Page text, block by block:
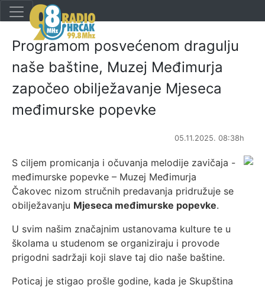
Programom posvećenom dragulju
naše baštine, Muzej Međimurja
započeo obilježavanje Mjeseca
međimurske popevke
05.11.2025. 08:38h
S ciljem promicanja i očuvanja melodije zavičaja -
međimurske popevke – Muzej Međimurja
Čakovec nizom stručnih predavanja pridružuje se
obilježavanju Mjeseca međimurske popevke.
U svim našim značajnim ustanovama kulture te u
školama u studenom se organiziraju i provode
prigodni sadržaji koji slave taj dio naše baštine.
Poticaj je stigao prošle godine, kada je Skupština